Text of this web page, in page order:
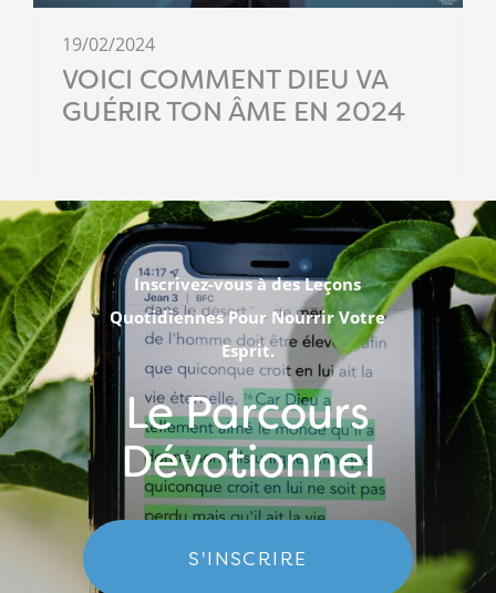
19/02/2024
VOICI COMMENT DIEU VA
GUÉRIR TON ÂME EN 2024
Inscrivez-vous à des Leçons
Quotidiennes Pour Nourrir Votre
Esprit.
Le Parcours
Dévotionnel
S'INSCRIRE